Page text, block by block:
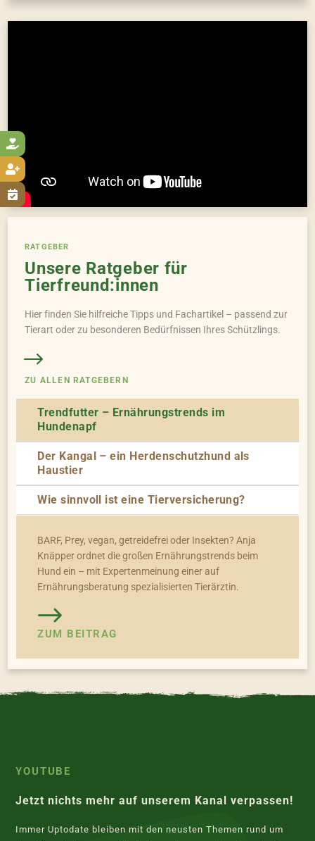



RATGEBER
Unsere Ratgeber für
Tierfreund:innen
Hier finden Sie hilfreiche Tipps und Fachartikel – passend zur
Tierart oder zu besonderen Bedürfnissen Ihres Schützlings.
ZU ALLEN RATGEBERN
Trendfutter – Ernährungstrends im
Hundenapf
Der Kangal – ein Herdenschutzhund als
Haustier
Wie sinnvoll ist eine Tierversicherung?
BARF, Prey, vegan, getreidefrei oder Insekten? Anja
Knäpper ordnet die großen Ernährungstrends beim
Hund ein – mit Expertenmeinung einer auf
Ernährungsberatung spezialisierten Tierärztin.
ZUM BEITRAG
YOUTUBE
Jetzt nichts mehr auf unserem Kanal verpassen!
Immer Uptodate bleiben mit den neusten Themen rund um